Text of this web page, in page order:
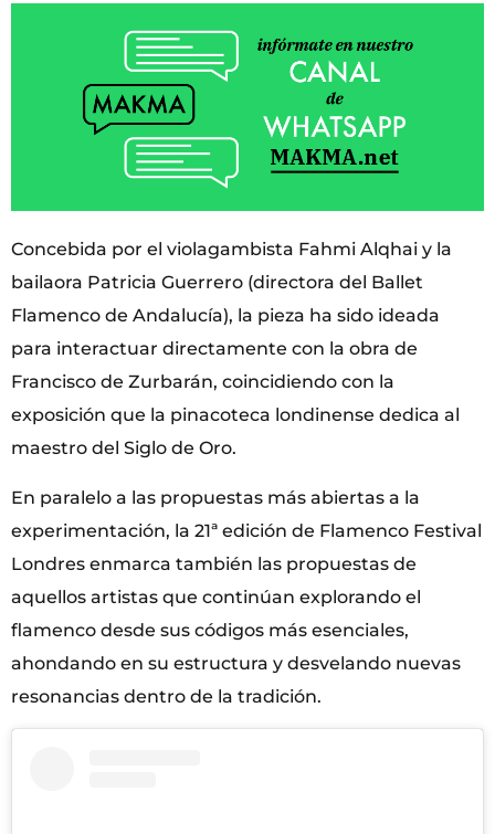
Concebida por el violagambista Fahmi Alqhai y la
bailaora Patricia Guerrero (directora del Ballet
Flamenco de Andalucía), la pieza ha sido ideada
para interactuar directamente con la obra de
Francisco de Zurbarán, coincidiendo con la
exposición que la pinacoteca londinense dedica al
maestro del Siglo de Oro.
En paralelo a las propuestas más abiertas a la
experimentación, la 21ª edición de Flamenco Festival
Londres enmarca también las propuestas de
aquellos artistas que continúan explorando el
flamenco desde sus códigos más esenciales,
ahondando en su estructura y desvelando nuevas
resonancias dentro de la tradición.